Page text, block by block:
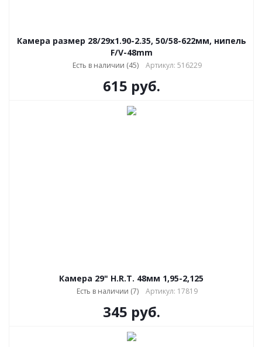
Камера размер 28/29x1.90-2.35, 50/58-622мм, нипель
F/V-48mm
Есть в наличии (45) Артикул: 516229
615 руб.
Камера 29" H.R.T. 48мм 1,95-2,125
Есть в наличии (7) Артикул: 17819
345 руб.